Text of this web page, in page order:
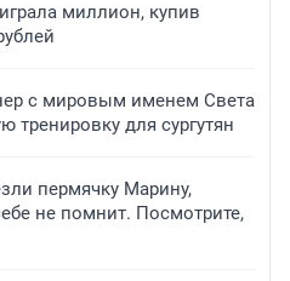
миллион, купив
с мировым именем Света
тренировку для сургутян
пермячку Марину,
не помнит. Посмотрите,